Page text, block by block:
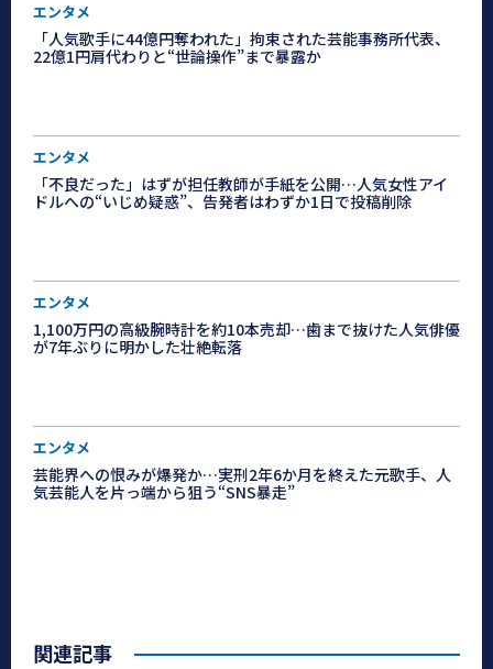
エンタメ
「人気歌手に44億円奪われた」拘束された芸能事務所代表、
22億1円肩代わりと“世論操作”まで暴露か
エンタメ
「不良だった」はずが担任教師が手紙を公開…人気女性アイ
ドルへの“いじめ疑惑”、告発者はわずか1日で投稿削除
エンタメ
1,100万円の高級腕時計を約10本売却…歯まで抜けた人気俳優
が7年ぶりに明かした壮絶転落
エンタメ
芸能界への恨みが爆発か…実刑2年6か月を終えた元歌手、人
気芸能人を片っ端から狙う“SNS暴走”
関連記事